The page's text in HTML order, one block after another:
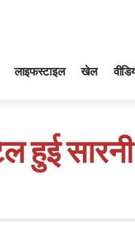
लाइफस्टाइल खेल
हुई